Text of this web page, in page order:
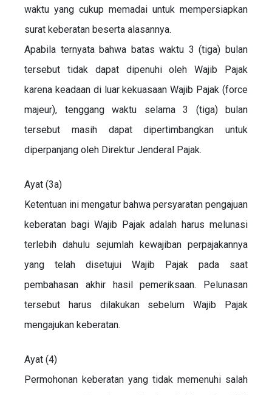
waktu yang cukup memadai untuk mempersiapkan
surat keberatan beserta alasannya.
Apabila ternyata bahwa batas waktu 3 (tiga) bulan
tersebut tidak dapat dipenuhi oleh Wajib Pajak
karena keadaan di luar kekuasaan Wajib Pajak (force
majeur), tenggang waktu selama 3 (tiga) bulan
tersebut masih dapat dipertimbangkan untuk
diperpanjang oleh Direktur Jenderal Pajak.
Ayat (3a)
Ketentuan ini mengatur bahwa persyaratan pengajuan
keberatan bagi Wajib Pajak adalah harus melunasi
terlebih dahulu sejumlah kewajiban perpajakannya
yang telah disetujui Wajib Pajak pada saat
pembahasan akhir hasil pemeriksaan. Pelunasan
tersebut harus dilakukan sebelum Wajib Pajak
mengajukan keberatan.
Ayat (4)
Permohonan keberatan yang tidak memenuhi salah